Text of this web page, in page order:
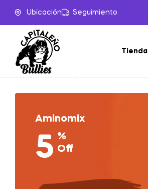
Ubicación Seguimiento
Tienda
5 %
Off
Aminomix